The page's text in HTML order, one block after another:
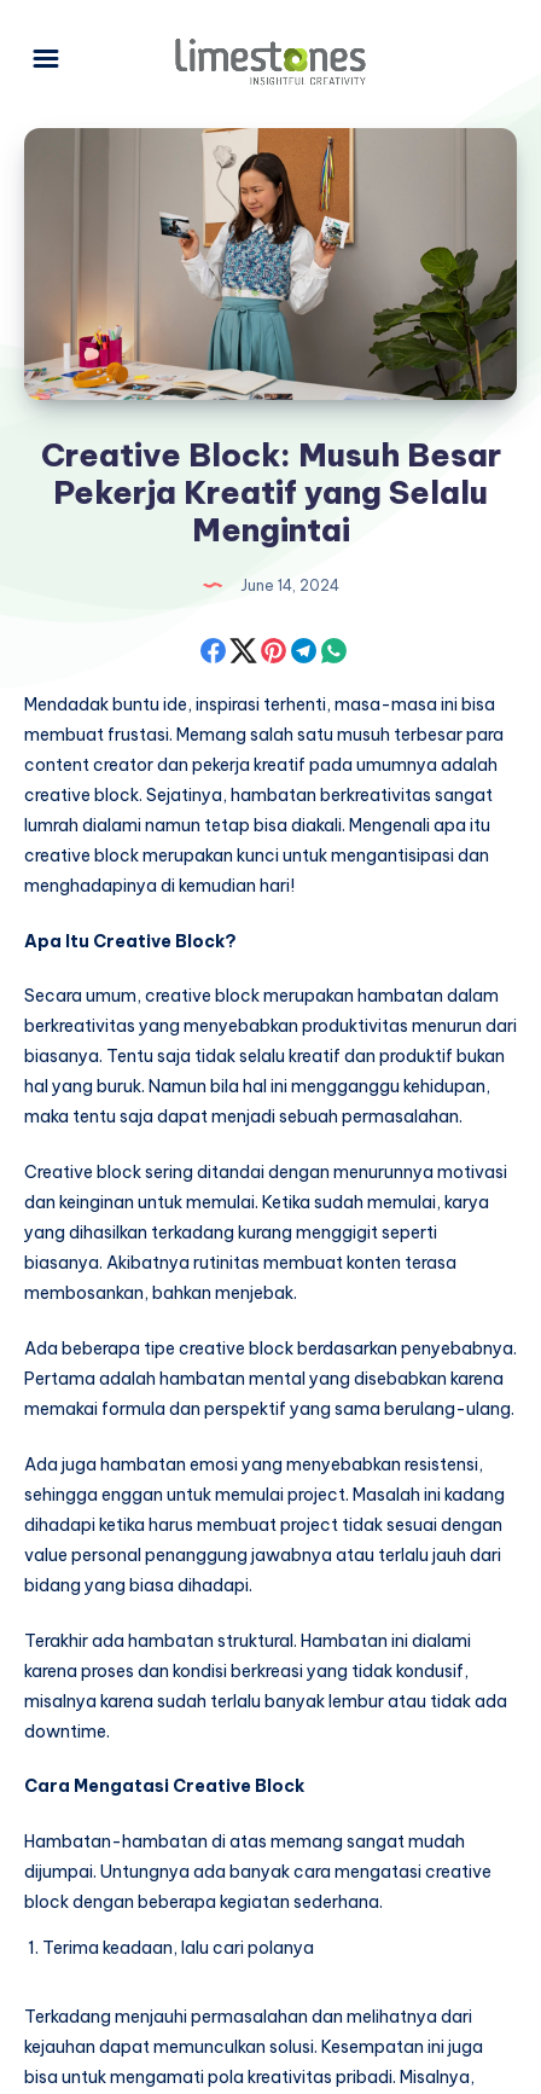
Creative Block: Musuh Besar
Pekerja Kreatif yang Selalu
Mengintai
June 14, 2024
Share
on
Facebook
Share
on
Twitter
Share
on
Pinterest
Share
on
Telegram
on
Whatsapp
Mendadak buntu ide, inspirasi terhenti, masa-masa ini bisa
membuat frustasi. Memang salah satu musuh terbesar para
content creator dan pekerja kreatif pada umumnya adalah
creative block. Sejatinya, hambatan berkreativitas sangat
lumrah dialami namun tetap bisa diakali. Mengenali apa itu
creative block merupakan kunci untuk mengantisipasi dan
menghadapinya di kemudian hari!
Apa Itu Creative Block?
Secara umum, creative block merupakan hambatan dalam
berkreativitas yang menyebabkan produktivitas menurun dari
biasanya. Tentu saja tidak selalu kreatif dan produktif bukan
hal yang buruk. Namun bila hal ini mengganggu kehidupan,
maka tentu saja dapat menjadi sebuah permasalahan.
Creative block sering ditandai dengan menurunnya motivasi
dan keinginan untuk memulai. Ketika sudah memulai, karya
yang dihasilkan terkadang kurang menggigit seperti
biasanya. Akibatnya rutinitas membuat konten terasa
membosankan, bahkan menjebak.
Ada beberapa tipe creative block berdasarkan penyebabnya.
Pertama adalah hambatan mental yang disebabkan karena
memakai formula dan perspektif yang sama berulang-ulang.
Ada juga hambatan emosi yang menyebabkan resistensi,
sehingga enggan untuk memulai project. Masalah ini kadang
dihadapi ketika harus membuat project tidak sesuai dengan
value personal penanggung jawabnya atau terlalu jauh dari
bidang yang biasa dihadapi.
Terakhir ada hambatan struktural. Hambatan ini dialami
karena proses dan kondisi berkreasi yang tidak kondusif,
misalnya karena sudah terlalu banyak lembur atau tidak ada
downtime.
Cara Mengatasi Creative Block
Hambatan-hambatan di atas memang sangat mudah
dijumpai. Untungnya ada banyak cara mengatasi creative
block dengan beberapa kegiatan sederhana.
Terima keadaan, lalu cari polanya
Terkadang menjauhi permasalahan dan melihatnya dari
kejauhan dapat memunculkan solusi. Kesempatan ini juga
bisa untuk mengamati pola kreativitas pribadi. Misalnya,